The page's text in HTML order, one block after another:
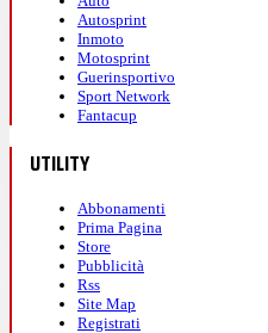
Autosprint
Inmoto
Motosprint
Guerinsportivo
Sport Network
Fantacup
UTILITY
Abbonamenti
Prima Pagina
Store
Pubblicità
Rss
Site Map
Registrati